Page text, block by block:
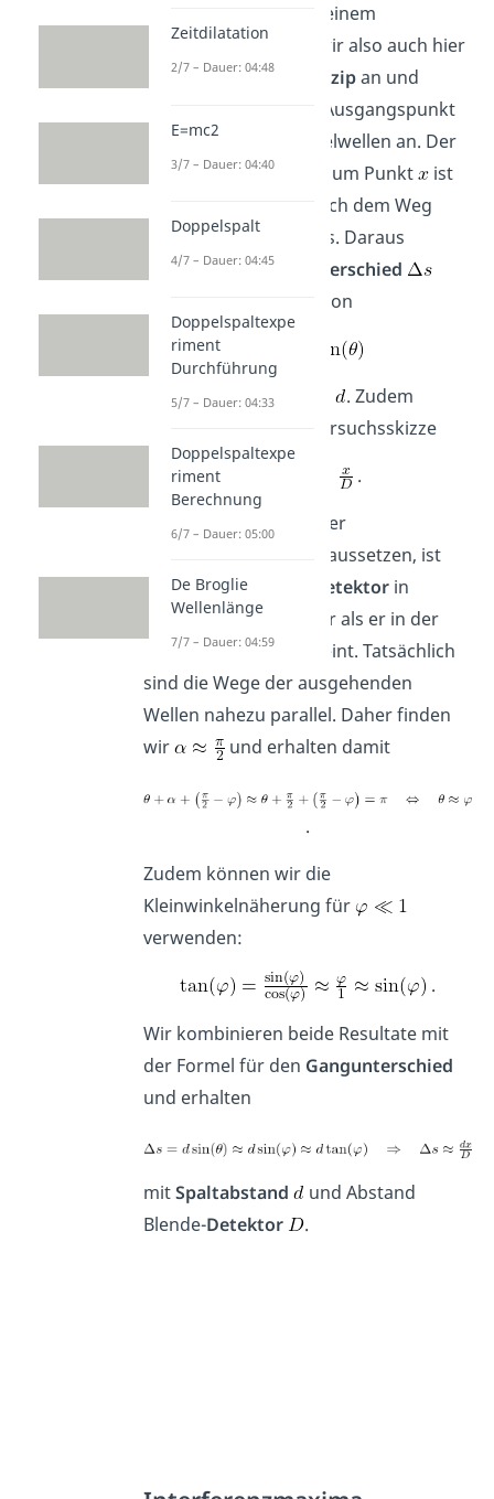
von Wasserwellen an einem
Doppelspalt. Setzen wir also auch hier
dasHuygenssche Prinzipan und
sehen jeden Spalt als Ausgangspunkt
von elementaren Kugelwellen an. Der
Weg von einem Spalt zum Punkt
ist
im Allgemeinen ungleich dem Weg
vom anderen Spalt aus. Daraus
resultiert einGangunterschied
zwischen den Wellen von
mit demSpaltabstand
. Zudem
entnehmen wir der Versuchsskizze
.
Da wir die Gültigkeit der
Fernfeldnäherung voraussetzen, ist
der Abstand
Detektor in
Wirklichkeit viel größer als er in der
Versuchsskizze erscheint. Tatsächlich
sind die Wege der ausgehenden
Wellen nahezu parallel. Daher finden
wir
und erhalten damit
.
Zudem können wir die
Kleinwinkelnäherung für
verwenden:
.
Wir kombinieren beide Resultate mit
der Formel für den Gangunterschied
und erhalten
mitSpaltabstand
und Abstand
Blende-Detektor .
Zeitdilatation
2/7 – Dauer: 04:48
E=mc2
3/7 – Dauer: 04:40
Doppelspalt
4/7 – Dauer: 04:45
Doppelspaltexpe
riment
Durchführung
5/7 – Dauer: 04:33
Doppelspaltexpe
riment
Berechnung
6/7 – Dauer: 05:00
De Broglie
Wellenlänge
7/7 – Dauer: 04:59